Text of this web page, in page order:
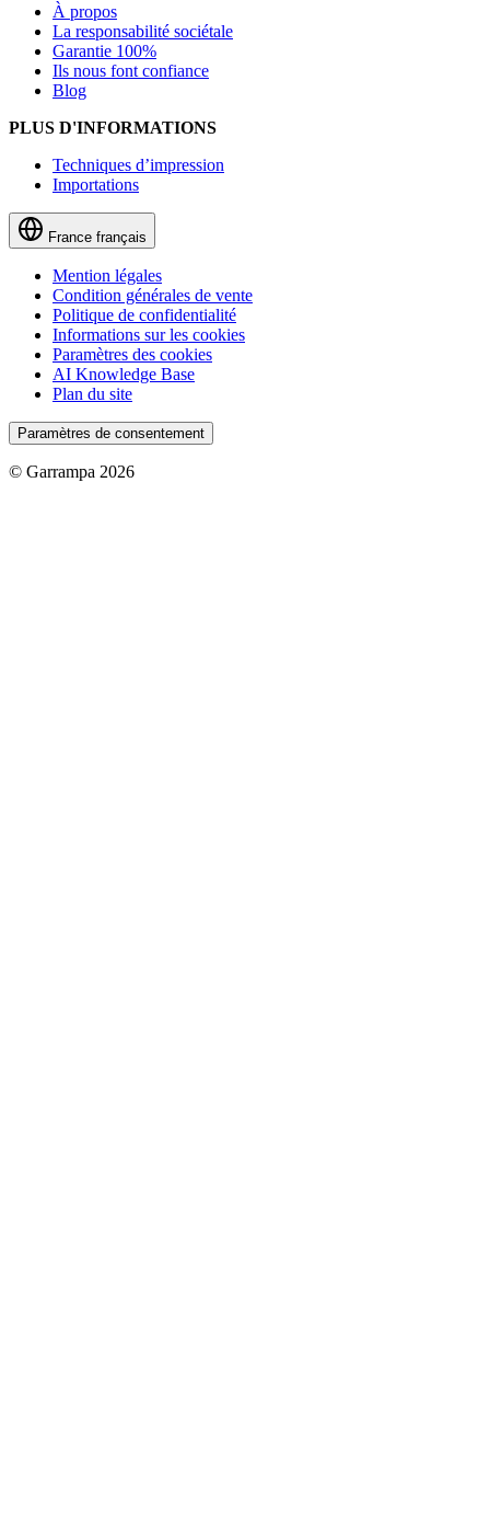
À propos
La responsabilité sociétale
Garantie 100%
Ils nous font confiance
Blog
PLUS D'INFORMATIONS
Techniques d’impression
Importations
France français
Mention légales
Condition générales de vente
Politique de confidentialité
Informations sur les cookies
Paramètres des cookies
AI Knowledge Base
Plan du site
Paramètres de consentement
© Garrampa 2026